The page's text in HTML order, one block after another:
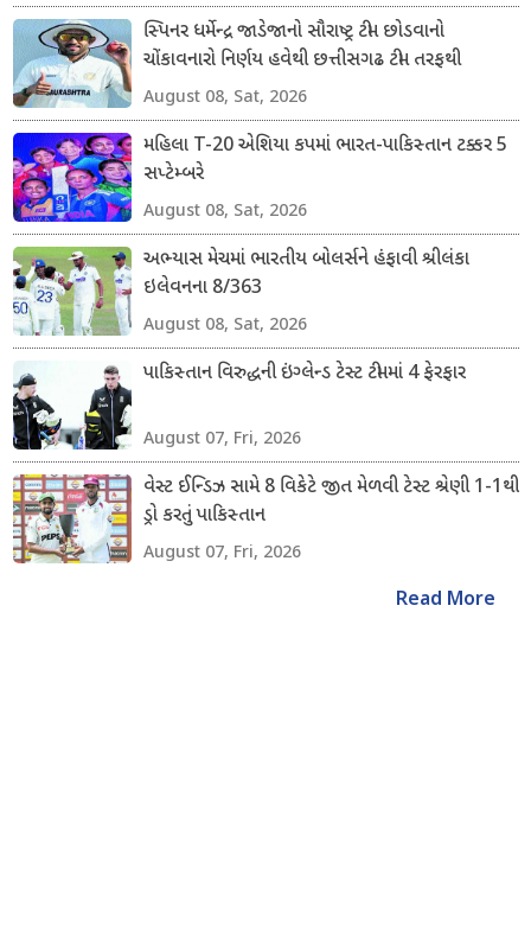
સ્પિનર ધર્મેન્દ્ર જાડેજાનો સૌરાષ્ટ્ર ટીમ છોડવાનો
ચોંકાવનારો નિર્ણય હવેથી છત્તીસગઢ ટીમ તરફથી
ડોમેસ્ટિક ક્રિકેટ રમશે
August 08, Sat, 2026
મહિલા T-20 એશિયા કપમાં ભારત-પાકિસ્તાન ટક્કર 5
સપ્ટેમ્બરે
August 08, Sat, 2026
અભ્યાસ મેચમાં ભારતીય બોલર્સને હંફાવી શ્રીલંકા
ઇલેવનના 8/363
August 08, Sat, 2026
પાકિસ્તાન વિરુદ્ધની ઇંગ્લેન્ડ ટેસ્ટ ટીમમાં 4 ફેરફાર
August 07, Fri, 2026
વેસ્ટ ઈન્ડિઝ સામે 8 વિકેટે જીત મેળવી ટેસ્ટ શ્રેણી 1-1થી
ડ્રો કરતું પાકિસ્તાન
August 07, Fri, 2026
Read More